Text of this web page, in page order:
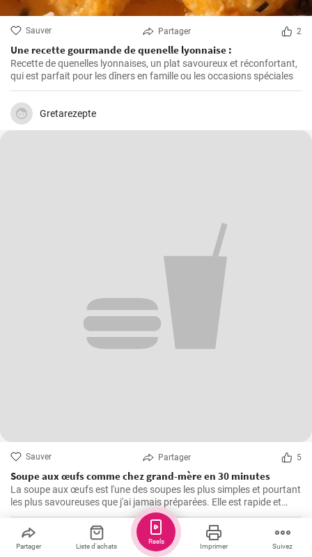
Sauver Partager 2
Une recette gourmande de quenelle lyonnaise :
Recette de quenelles lyonnaises, un plat savoureux et réconfortant,
qui est parfait pour les dîners en famille ou les occasions spéciales
Gretarezepte
Sauver Partager 5
Soupe aux œufs comme chez grand-mère en 30 minutes
La soupe aux œufs est l'une des soupes les plus simples et pourtant
les plus savoureuses que j'ai jamais préparées. Elle est rapide et
facile à préparer, saine et riche en protéines. J'ai appris cette recette
de ma grand-mère et l'ai depuis cuisinée un nombre incalculable de
fois pour le plus grand plaisir de ma famille. Les principaux
ingrédients sont bien sûr les œufs, auxquels s'ajoutent de
Partager Liste d'achats Imprimer Suivez
Reels